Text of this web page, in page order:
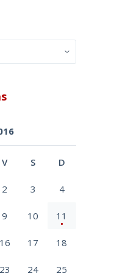
V S D
2 3 4
9 10 11
16 17 18
23 24 25